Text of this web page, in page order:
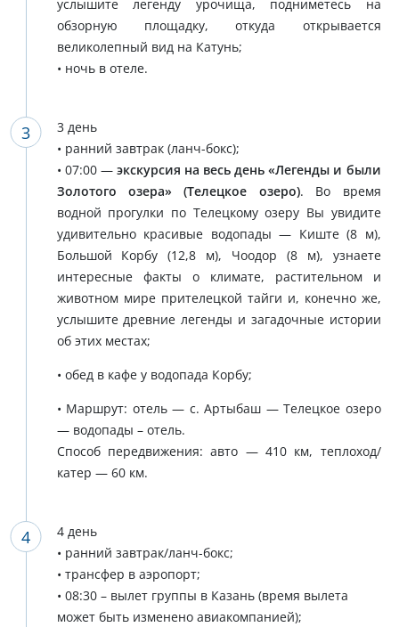
услышите легенду урочища, подниметесь на
обзорную площадку, откуда открывается
великолепный вид на Катунь;
• ночь в отеле.
3 день
• ранний завтрак (ланч-бокс);
• 07:00 — экскурсия на весь день «Легенды и были
Золотого озера» (Телецкое озеро). Во время
водной прогулки по Телецкому озеру Вы увидите
удивительно красивые водопады — Киште (8 м),
Большой Корбу (12,8 м), Чоодор (8 м), узнаете
интересные факты о климате, растительном и
животном мире прителецкой тайги и, конечно же,
услышите древние легенды и загадочные истории
об этих местах;
• обед в кафе у водопада Корбу;
• Маршрут: отель — с. Артыбаш — Телецкое озеро
— водопады – отель.
Способ передвижения: авто — 410 км, теплоход/
катер — 60 км.
4 день
• ранний завтрак/ланч-бокс;
• трансфер в аэропорт;
• 08:30 – вылет группы в Казань (время вылета
может быть изменено авиакомпанией);